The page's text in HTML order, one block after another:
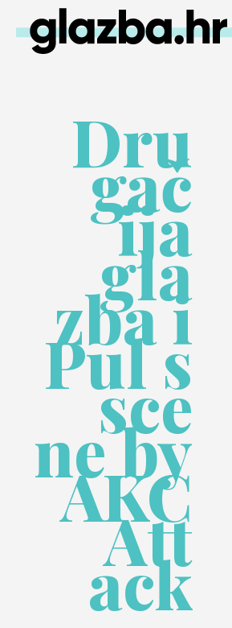
Dru
gač
ija
gla
zba i
Pul s
sce
ne by
AKC
Att
ack